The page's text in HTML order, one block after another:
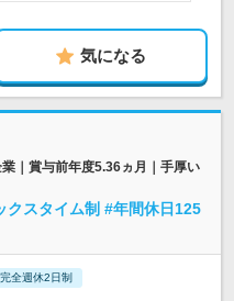
気になる
｜賞与前年度5.36ヵ月｜手厚い
クスタイム制 #年間休日125
完全週休2日制